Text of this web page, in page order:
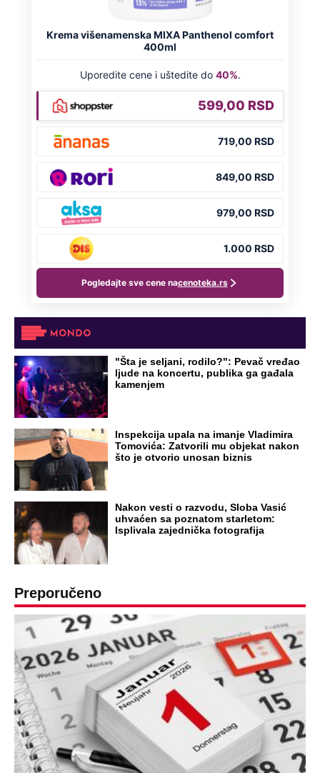
"Šta je seljani, rodilo?": Pevač vređao
ljude na koncertu, publika ga gađala
kamenjem
Inspekcija upala na imanje Vladimira
Tomovića: Zatvorili mu objekat nakon
što je otvorio unosan biznis
Nakon vesti o razvodu, Sloba Vasić
uhvaćen sa poznatom starletom:
Isplivala zajednička fotografija
Preporučeno